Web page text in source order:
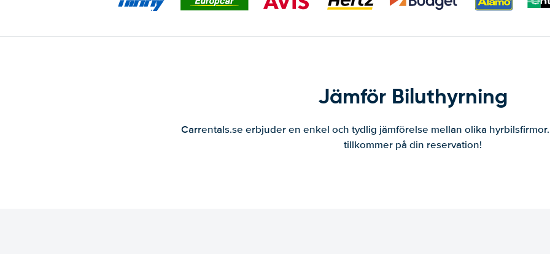
Jämför Biluthyrning
Carrentals.se erbjuder en enkel och tydlig jämförelse mellan olika
tillkommer på din reservation!